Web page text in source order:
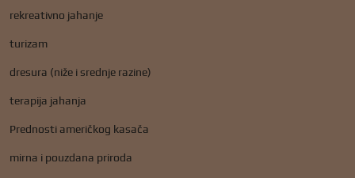
rekreativno jahanje
turizam
dresura (niže i srednje razine)
terapija jahanja
Prednosti američkog kasača
mirna i pouzdana priroda